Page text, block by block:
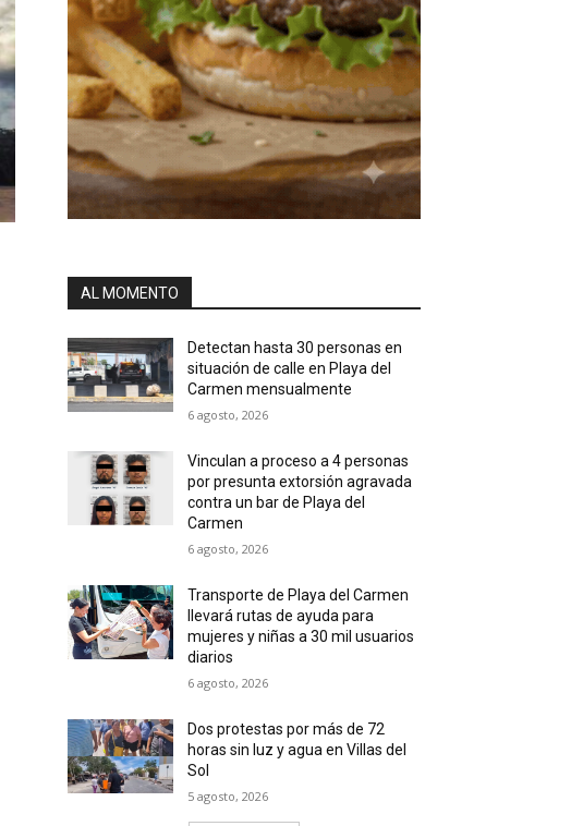
AL MOMENTO
Detectan hasta 30 personas en
situación de calle en Playa del
Carmen mensualmente
6 agosto, 2026
Vinculan a proceso a 4 personas
por presunta extorsión agravada
contra un bar de Playa del
Carmen
6 agosto, 2026
Transporte de Playa del Carmen
llevará rutas de ayuda para
mujeres y niñas a 30 mil usuarios
diarios
6 agosto, 2026
Dos protestas por más de 72
horas sin luz y agua en Villas del
Sol
5 agosto, 2026